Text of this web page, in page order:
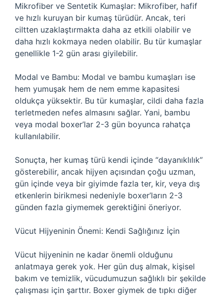
Mikrofiber ve Sentetik Kumaşlar: Mikrofiber, hafif
ve hızlı kuruyan bir kumaş türüdür. Ancak, teri
ciltten uzaklaştırmakta daha az etkili olabilir ve
daha hızlı kokmaya neden olabilir. Bu tür kumaşlar
genellikle 1-2 gün arası giyilebilir.
Modal ve Bambu: Modal ve bambu kumaşları ise
hem yumuşak hem de nem emme kapasitesi
oldukça yüksektir. Bu tür kumaşlar, cildi daha fazla
terletmeden nefes almasını sağlar. Yani, bambu
veya modal boxer’lar 2-3 gün boyunca rahatça
kullanılabilir.
Sonuçta, her kumaş türü kendi içinde “dayanıklılık”
gösterebilir, ancak hijyen açısından çoğu uzman,
gün içinde veya bir giyimde fazla ter, kir, veya dış
etkenlerin birikmesi nedeniyle boxer’ların 2-3
günden fazla giymemek gerektiğini öneriyor.
Vücut Hijyeninin Önemi: Kendi Sağlığınız İçin
Vücut hijyeninin ne kadar önemli olduğunu
anlatmaya gerek yok. Her gün duş almak, kişisel
bakım ve temizlik, vücudumuzun sağlıklı bir şekilde
çalışması için şarttır. Boxer giymek de tıpkı diğer